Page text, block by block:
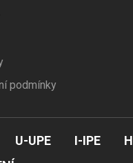
podmínky
U-UPE I-IPE